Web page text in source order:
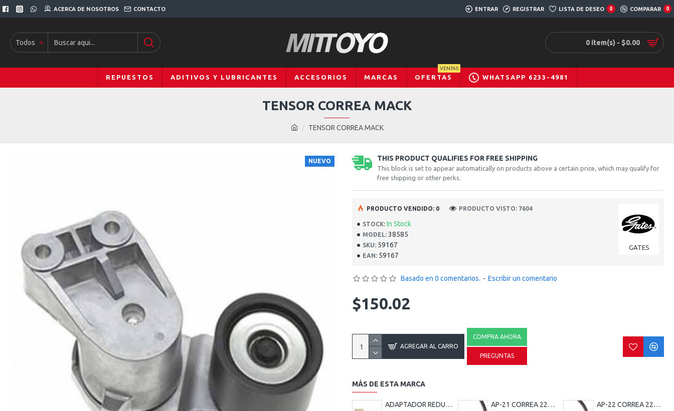
ACERCA DE NOSOTROS CONTACTO ENTRAR REGISTRAR LISTA DE DESEO 0 COMPARAR 0
Todos 0 item(s) - $0.00
REPUESTOS ADITIVOS Y LUBRICANTES ACCESORIOS MARCAS OFERTAS
VENTAS
WHATSAPP 6233-4981
TENSOR CORREA MACK
TENSOR CORREA MACK
NUEVO THIS PRODUCT QUALIFIES FOR FREE SHIPPING
This block is set to appear automatically on products above a certain price, which may qualify for
free shipping or other perks.
STOCK: In Stock
MODEL: 38585
SKU: 59167
EAN: 59167
GATES
PRODUCTO VENDIDO: 0 PRODUCTO VISTO: 7604
Basado en 0 comentarios. - Escribir un comentario
$150.02
AGREGAR AL CARRO
COMPRA AHORA
PREGUNTAS
MÁS DE ESTA MARCA
ADAPTADOR REDUCTOR FRENO 12 MM MACHO 10 MM HEMBRA AP-21 CORREA 22379 AP-22 CORREA 22380